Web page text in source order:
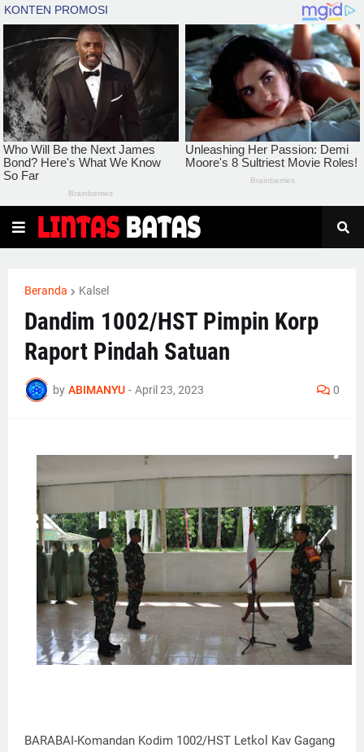
Beranda Kalsel
Dandim 1002/HST Pimpin Korp
Raport Pindah Satuan
by ABIMANYU - April 23, 2023 0
BARABAI-Komandan Kodim 1002/HST Letkol Kav Gagang